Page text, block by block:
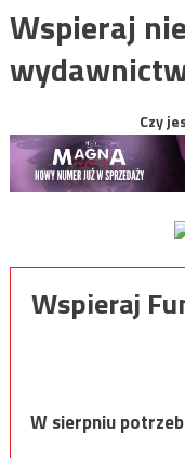
Wspieraj
Czy
Wspieraj
W sierpniu